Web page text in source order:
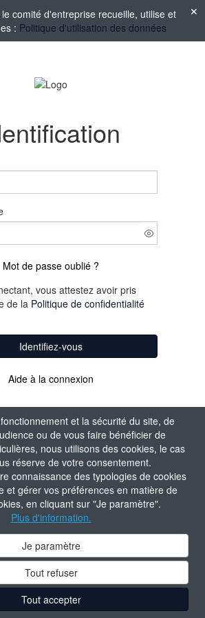
et la sécurité du site, de
ou de vous faire bénéficier de
nous utilisons des cookies, le cas
réserve de votre consentement.
connaissance des typologies de cookies
et gérer vos préférences en matière de
en cliquant sur "Je paramètre".
Plus d'information.
Je paramètre
Tout refuser
Tout accepter
comité d'entreprise recueille, utilise et
: Politique d'utilisation des données
Mot de passe oublié ?
vous attestez avoir pris
de la Politique de confidentialité
Identifiez-vous
Aide à la connexion